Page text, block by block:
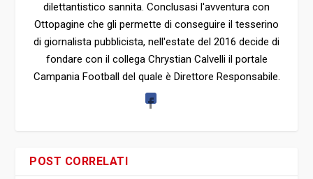
dilettantistico sannita. Conclusasi l'avventura con
Ottopagine che gli permette di conseguire il tesserino
di giornalista pubblicista, nell'estate del 2016 decide di
fondare con il collega Chrystian Calvelli il portale
Campania Football del quale è Direttore Responsabile.
POST CORRELATI